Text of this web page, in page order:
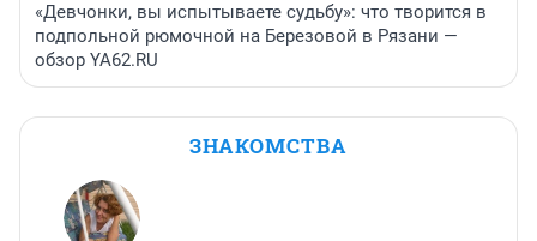
«Девчонки, вы испытываете судьбу»: что творится в
подпольной рюмочной на Березовой в Рязани —
обзор YA62.RU
ЗНАКОМСТВА